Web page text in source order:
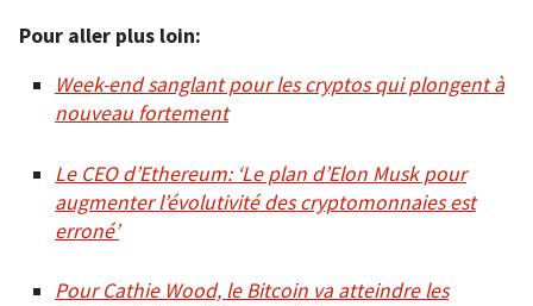
Pour aller plus loin:
Week-end sanglant pour les cryptos qui plongent à
nouveau fortement
Le CEO d’Ethereum: ‘Le plan d’Elon Musk pour
augmenter l’évolutivité des cryptomonnaies est
erroné’
Pour Cathie Wood, le Bitcoin va atteindre les